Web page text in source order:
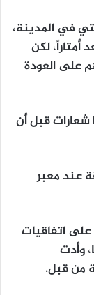
في المدينة،
أمتاراً، لكن
على العودة
قبل أن
عند معبر
اتفاقيات
وأدت
من قبل.